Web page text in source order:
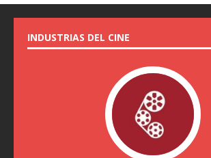
INDUSTRIAS DEL CINE